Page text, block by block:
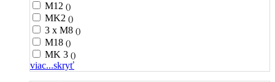
M12 ()
MK2 ()
3 x M8 ()
M18 ()
MK 3 ()
viac...skryť